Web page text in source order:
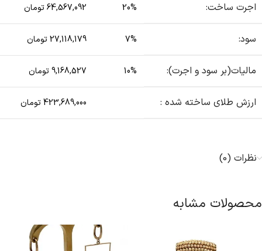
اجرت ساخت: 20% 64,567,092 تومان
سود: 7% 27,118,179 تومان
مالیات(بر سود و اجرت): 10% 9,168,527 تومان
ارزش طلای ساخته شده : 423,689,000 تومان
نظرات (0)
محصولات مشابه